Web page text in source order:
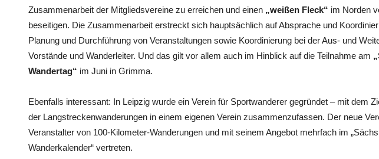
Zusammenarbeit der Mitgliedsvereine zu erreichen und einen „weißen Fleck“ im Norden
beseitigen. Die Zusammenarbeit erstreckt sich hauptsächlich auf Absprache und
Planung und Durchführung von Veranstaltungen sowie Koordinierung bei der Aus- und
Vorstände und Wanderleiter. Und das gilt vor allem auch im Hinblick auf die Teilnahme am
Wandertag“ im Juni in Grimma.
Ebenfalls interessant: In Leipzig wurde ein Verein für Sportwanderer gegründet – mit dem
der Langstreckenwanderungen in einem eigenen Verein zusammenzufassen. Der neue
Veranstalter von 100-Kilometer-Wanderungen und mit seinem Angebot mehrfach im
Wanderkalender“ vertreten.